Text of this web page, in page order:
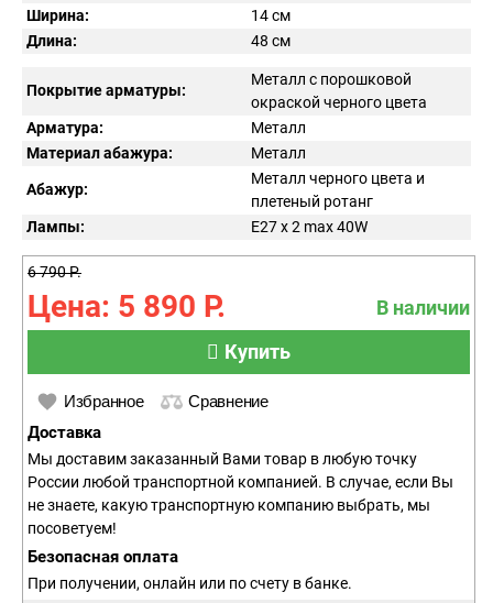
Ширина:
14 см
Длина:
48 см
Покрытие арматуры:
Металл с порошковой
окраской черного цвета
Арматура:
Металл
Материал абажура:
Металл
Абажур:
Металл черного цвета и
плетеный ротанг
Лампы:
E27 x 2 max 40W
6 790 Р.
Цена: 5 890 Р.
В наличии
Купить
Избранное Сравнение
Доставка
Мы доставим заказанный Вами товар в любую точку
России любой транспортной компанией. В случае, если Вы
не знаете, какую транспортную компанию выбрать, мы
посоветуем!
Безопасная оплата
При получении, онлайн или по счету в банке.